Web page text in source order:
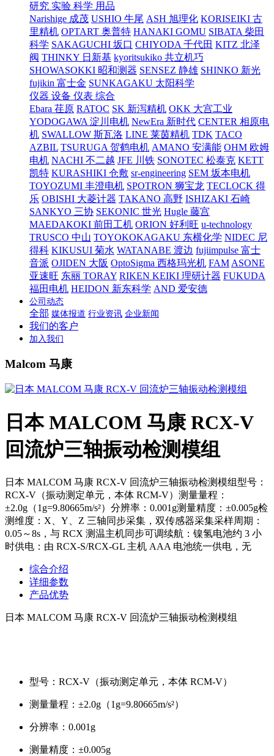
研究 实验 科学 用品
Narishige 成茂 USHIO 牛尾 ASH 旭理化 KORISEIKI 古
里精机 OPTART 奥普特 HANAKI GOMU SIBATA 柴田
科学 SAKAGUCHI 坂口 CHIYODA 千代田 KITZ 北泽
阀 THINKY 日新基 kyoritsukiko 共立机巧
SHOWASOKKI 昭和测器 SENSEZ 静雄 SHINKO 新光
fujikin 富士金 SUNKAGAKU 太阳科学
仪器 设备 仪表 综合
Ebara 荏原 RATOC SK 新泻精机 OKK 大宫工业
YODOGAWA 淀川电机 NewEra 新时代 CENTER 相原电
机 SWALLOW 斯瓦洛 LINE 莱茵精机 TDK TACO
AZBIL TSURUGA 贺鹤电机 AMANO 安满能 OHM 欧姆
电机 NACHI 不二越 JFE 川铁 SONOTEC 松泰克 KETT
凯特 KURASHIKI 仓敷 sr-engineering SEM 坂本电机
TOYOZUMI 丰澄电机 SPOTRON 狮宝龙 TECLOCK 得
乐 OBISHI 大菱计器 TAKANO 高野 ISHIZAKI 石崎
SANKYO 三协 SEKONIC 世光 Hugle 藤宫
MAEDAKOKI 前田工机 ORION 好利旺 u-technology
TRUSCO 中山 TOYOKOKAGAKU 东横化学 NIDEC 尼
得科 KIKUSUI 菊水 WATANABE 渡边 fujiimpulse 富士
音派 OJIDEN 大阪 OptoSigma 西格玛光机 FAM ASONE
亚速旺 东丽 TORAY RIKEN KEIKI 理研计器 FUKUDA
福田电机 HEIDON 新东科学 AND 爱安德
公司动态
全部 媒体报道 行业资讯 企业新闻
我们的客户
加入我们
Malcom 马康
日本 MALCOM 马康 RCX-V
回流炉三轴振动检测模组
日本 MALCOM 马康 RCX-V 回流炉三轴振动检测模组型号：
RCX-V（振动测定单元，本体 RCM-V）测量量程：
±2.0g（1g=9.80665m/s²）分辨率：0.001g测量精度：±0.005g检
测维度：X、Y、Z 三轴同步采集，双传感器采集采样周期：
0.05～8s，与 RCX 测温主机同步可调续航：镍氢电池约 3 小
时供电：由 RCX-S/RCX-GL 主机 AAA 电池统一供电，无
综合介绍
详细参数
产品优势
日本 MALCOM 马康 RCX-V 回流炉三轴振动检测模组
型号：RCX-V（振动测定单元，本体 RCM-V）
测量量程：±2.0g（1g=9.80665m/s²）
分辨率：0.001g
测量精度：±0.005g